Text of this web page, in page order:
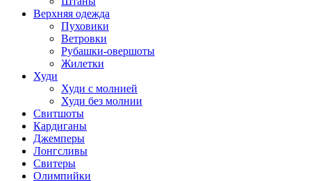
Верхняя одежда
Пуховики
Ветровки
Рубашки-овершоты
Жилетки
Худи
Худи с молнией
Худи без молнии
Свитшоты
Кардиганы
Джемперы
Лонгсливы
Свитеры
Олимпийки